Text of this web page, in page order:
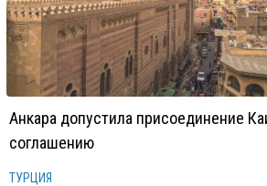
Анкара допустила присоединение
соглашению
ТУРЦИЯ